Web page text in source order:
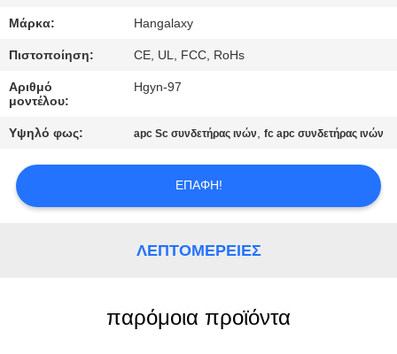
ΜΑΣ
ΕΛΆΤΕ
ΣΕ
ΕΠΑΦΉ
ΖΗΤΉΣΤΕ
Μάρκα: Hangalaxy
Πιστοποίηση: CE, UL, FCC, RoHs
Αριθμό
μοντέλου:
Hgyn-97
Υψηλό φως: apc Sc συνδετήρας ινών,fc apc συνδετήρας ινών
ΕΠΑΦΉ!
ΛΕΠΤΟΜΈΡΕΙΕΣ
παρόμοια προϊόντα